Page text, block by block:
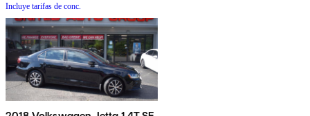
Incluye tarifas de conc.